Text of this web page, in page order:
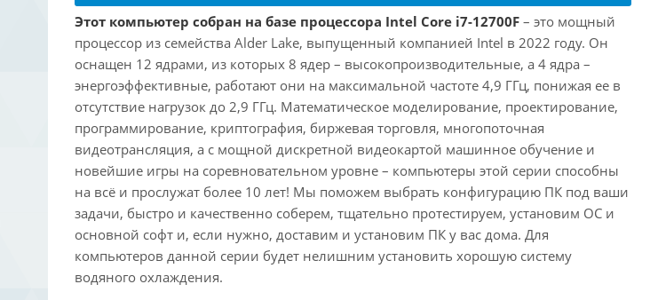
Этот компьютер собран на базе процессора Intel Core i7-12700F – это мощный
процессор из семейства Alder Lake, выпущенный компанией Intel в 2022 году. Он
оснащен 12 ядрами, из которых 8 ядер – высокопроизводительные, а 4 ядра –
энергоэффективные, работают они на максимальной частоте 4,9 ГГц, понижая ее в
отсутствие нагрузок до 2,9 ГГц. Математическое моделирование, проектирование,
программирование, криптография, биржевая торговля, многопоточная
видеотрансляция, а с мощной дискретной видеокартой машинное обучение и
новейшие игры на соревновательном уровне – компьютеры этой серии способны
на всё и прослужат более 10 лет! Мы поможем выбрать конфигурацию ПК под ваши
задачи, быстро и качественно соберем, тщательно протестируем, установим ОС и
основной софт и, если нужно, доставим и установим ПК у вас дома. Для
компьютеров данной серии будет нелишним установить хорошую систему
водяного охлаждения.